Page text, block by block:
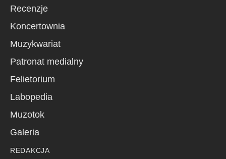
Recenzje
Koncertownia
Muzykwariat
Patronat medialny
Felietorium
Labopedia
Muzotok
Galeria
REDAKCJA